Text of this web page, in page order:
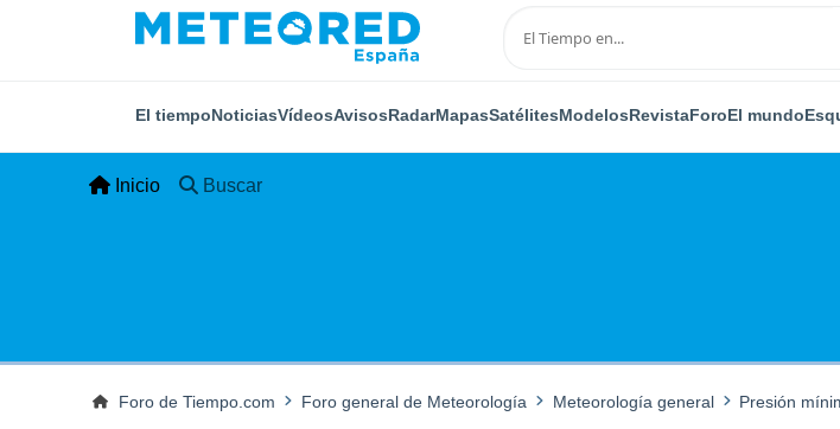
El tiempoNoticiasVídeosAvisosRadarMapasSatélitesModelosRevistaForoEl mundo
Inicio Buscar
Foro de Tiempo.com Foro general de Meteorología Meteorología general Presión